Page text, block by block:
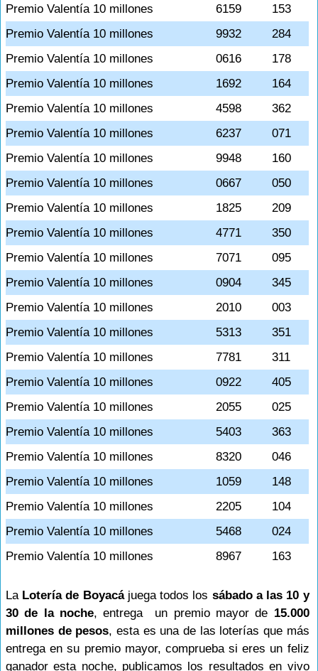
Premio Valentía 10 millones
6159
153
Premio Valentía 10 millones
9932
284
Premio Valentía 10 millones
0616
178
Premio Valentía 10 millones
1692
164
Premio Valentía 10 millones
4598
362
Premio Valentía 10 millones
6237
071
Premio Valentía 10 millones
9948
160
Premio Valentía 10 millones
0667
050
Premio Valentía 10 millones
1825
209
Premio Valentía 10 millones
4771
350
Premio Valentía 10 millones
7071
095
Premio Valentía 10 millones
0904
345
Premio Valentía 10 millones
2010
003
Premio Valentía 10 millones
5313
351
Premio Valentía 10 millones
7781
311
Premio Valentía 10 millones
0922
405
Premio Valentía 10 millones
2055
025
Premio Valentía 10 millones
5403
363
Premio Valentía 10 millones
8320
046
Premio Valentía 10 millones
1059
148
Premio Valentía 10 millones
2205
104
Premio Valentía 10 millones
5468
024
Premio Valentía 10 millones
8967 163
La Lotería de Boyacá juega todos los sábado a las 10 y
30 de la noche, entrega un premio mayor de 15.000
millones de pesos, esta es una de las loterías que más
entrega en su premio mayor, comprueba si eres un feliz
ganador esta noche, publicamos los resultados en vivo